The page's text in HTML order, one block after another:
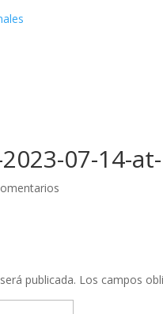
07-14-
publicada. Los campos